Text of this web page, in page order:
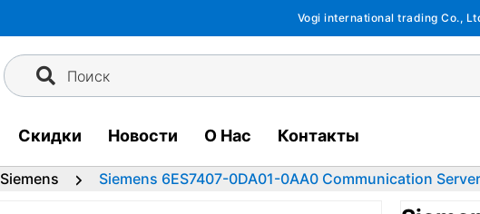
Vogi international trading Co.,
Поиск
Скидки Новости О Нас Контакты
Siemens Siemens 6ES7407-0DA01-0AA0 Communication